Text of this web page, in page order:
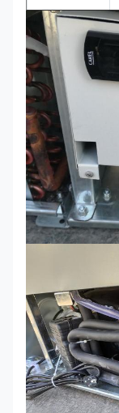
MAXIMUM
4DR
MAXIMUM
1DF
MAXIMUM
2DF
MAXIMUM
3DF